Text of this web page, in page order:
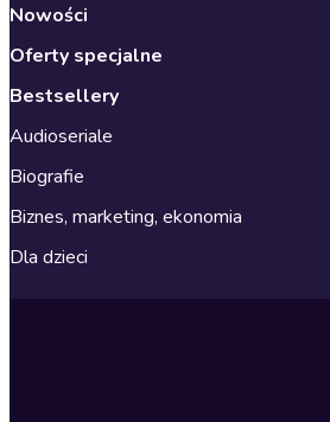
Nowości
Oferty specjalne
Bestsellery
Audioseriale
Biografie
Biznes, marketing, ekonomia
Dla dzieci